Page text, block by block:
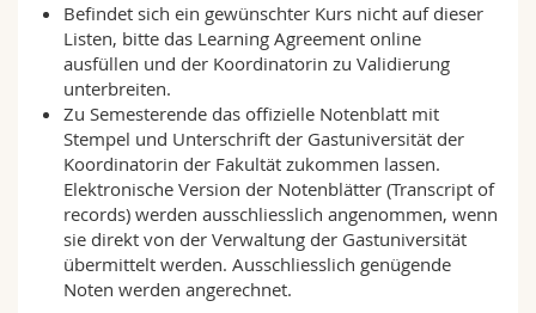
2024/2025
Management, Rechnungslegung, des
Controllings und der
Finanzwirtschaftslehre zur
Anrechenbarkeit für 2024/2025
Data&Eco und Master in
Volkswirtschaftslehre
2023/2024
Management, Rechnungslegung, des
Befindet sich ein gewünschter Kurs nicht auf dieser
Listen, bitte das Learning Agreement online
ausfüllen und der Koordinatorin zu Validierung
unterbreiten.
Zu Semesterende das offizielle Notenblatt mit
Stempel und Unterschrift der Gastuniversität der
Koordinatorin der Fakultät zukommen lassen.
Elektronische Version der Notenblätter (Transcript of
records) werden ausschliesslich angenommen, wenn
sie direkt von der Verwaltung der Gastuniversität
übermittelt werden. Ausschliesslich genügende
Noten werden angerechnet.